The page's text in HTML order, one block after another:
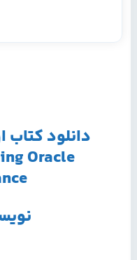
دانلود کتاب
Oracle